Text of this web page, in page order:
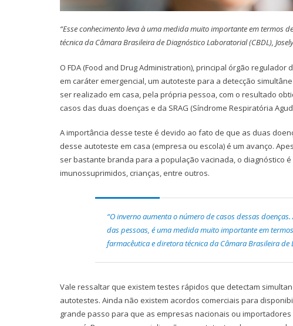
“Esse conhecimento leva à uma medida muito importante em termos
técnica da Câmara Brasileira de Diagnóstico Laboratorial (CBDL),
O FDA (Food and Drug Administration), principal órgão
em caráter emergencial, um autoteste para a detecção
ser realizado em casa, pela própria pessoa, com o resultado
casos das duas doenças e da SRAG (Síndrome Respiratória
A importância desse teste é devido ao fato de que as duas
desse autoteste em casa (empresa ou escola) é um avanço.
ser bastante branda para a população vacinada, o diagnóstico
imunossuprimidos, crianças, entre outros.
“O inverno aumenta o número de casos dessas
das pessoas, é uma medida muito importante em
farmacêutica e diretora técnica da Câmara Brasileira de
Vale ressaltar que existem testes rápidos que detectam
autotestes. Ainda não existem acordos comerciais para
grande passo para que as empresas nacionais ou